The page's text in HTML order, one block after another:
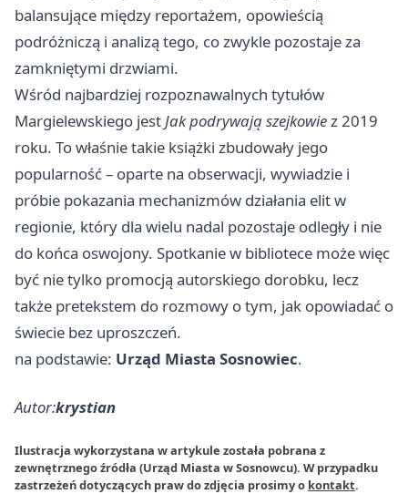
balansujące między reportażem, opowieścią
podróżniczą i analizą tego, co zwykle pozostaje za
zamkniętymi drzwiami.
Wśród najbardziej rozpoznawalnych tytułów
Margielewskiego jest Jak podrywają szejkowie z 2019
roku. To właśnie takie książki zbudowały jego
popularność – oparte na obserwacji, wywiadzie i
próbie pokazania mechanizmów działania elit w
regionie, który dla wielu nadal pozostaje odległy i nie
do końca oswojony. Spotkanie w bibliotece może więc
być nie tylko promocją autorskiego dorobku, lecz
także pretekstem do rozmowy o tym, jak opowiadać o
świecie bez uproszczeń.
na podstawie: Urząd Miasta Sosnowiec.
Autor:krystian
Ilustracja wykorzystana w artykule została pobrana z
zewnętrznego źródła (Urząd Miasta w Sosnowcu). W przypadku
zastrzeżeń dotyczących praw do zdjęcia prosimy o kontakt.